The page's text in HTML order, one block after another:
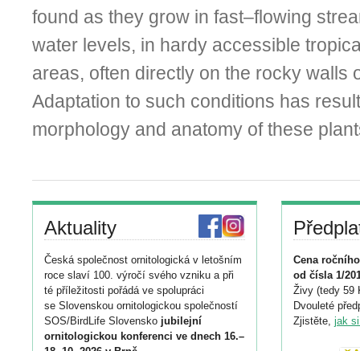
found as they grow in fast–flowing
water levels, in hardy accessible
areas, often directly on the rocky walls
Adaptation to such conditions has
morphology and anatomy of these
Aktuality
Česká společnost ornitologická v letošním
roce slaví 100. výročí svého vzniku a při
té příležitosti pořádá ve spolupráci
se Slovenskou ornitologickou společností
SOS/BirdLife Slovensko jubilejní
ornitologickou konferenci ve dnech 16.–
Cena
od čísla 1/
Živy (tedy 59
Dvouleté
Zjistěte, jak